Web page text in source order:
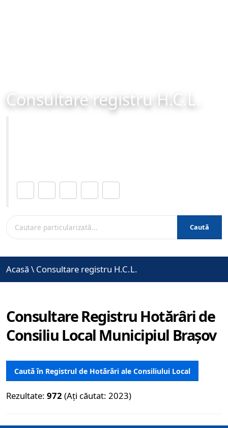
Consultare registru H.C.L.
Caută
Acasă \ Consultare registru H.C.L.
Consultare Registru Hotărâri de
Consiliu Local Municipiul Brașov
Caută în Registrul de Hotărâri ale Consiliului Local
Rezultate: 972 (Ați căutat: 2023)